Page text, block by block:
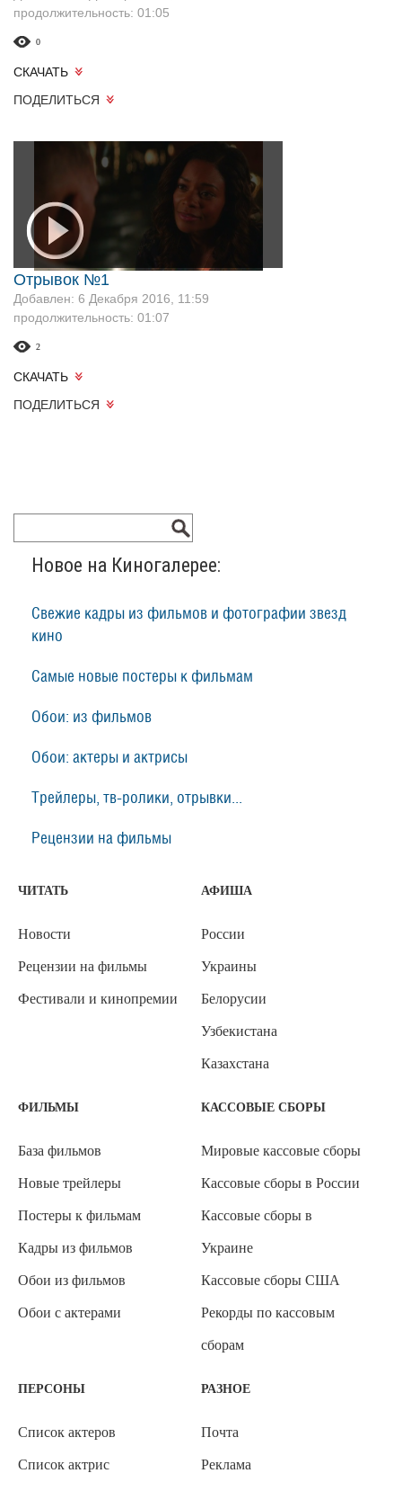
продолжительность: 01:05
0
СКАЧАТЬ
ПОДЕЛИТЬСЯ
Отрывок №1
Добавлен: 6 Декабря 2016, 11:59
продолжительность: 01:07
2
СКАЧАТЬ
ПОДЕЛИТЬСЯ
Новое на Киногалерее:
Свежие кадры из фильмов и фотографии звезд
кино
Самые новые постеры к фильмам
Обои: из фильмов
Обои: актеры и актрисы
Трейлеры, тв-ролики, отрывки...
Рецензии на фильмы
ЧИТАТЬ
Новости
Рецензии на фильмы
Фестивали и кинопремии
АФИША
России
Украины
Белорусии
Узбекистана
Казахстана
ФИЛЬМЫ
База фильмов
Новые трейлеры
Постеры к фильмам
Кадры из фильмов
Обои из фильмов
Обои с актерами
КАССОВЫЕ СБОРЫ
Мировые кассовые сборы
Кассовые сборы в России
Кассовые сборы в
Украине
Кассовые сборы США
Рекорды по кассовым
сборам
ПЕРСОНЫ
Список актеров
Список актрис
РАЗНОЕ
Почта
Реклама